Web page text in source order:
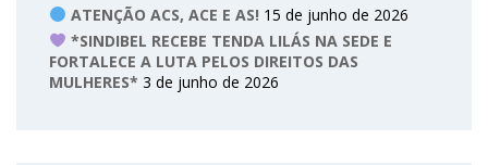
ATENÇÃO ACS, ACE E AS! 15 de junho de 2026
*SINDIBEL RECEBE TENDA LILÁS NA SEDE E
FORTALECE A LUTA PELOS DIREITOS DAS
MULHERES* 3 de junho de 2026